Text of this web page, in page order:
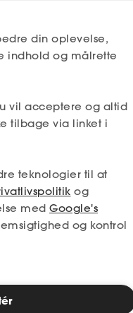
i
byggeriets
hvis
til
Det er
dagbodskrav
artikel kan du
din oplevelse,
indhold og målrette
vil acceptere og altid
tilbage via linket i
teknologier til at
og
med Google's
og kontrol